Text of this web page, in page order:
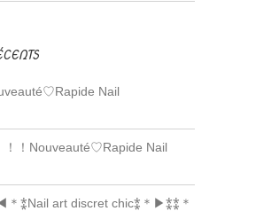
Nail
！！Nouveauté♡Rapide Nail
⁑Nail art discret chic⁑＊▶︎⁑⁑＊